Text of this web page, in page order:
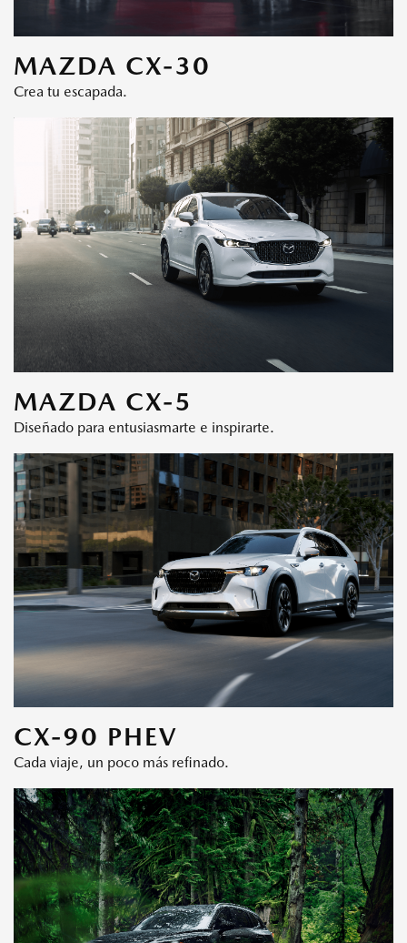
MAZDA CX-30
Crea tu escapada.
MAZDA CX-5
Diseñado para entusiasmarte e inspirarte.
CX-90 PHEV
Cada viaje, un poco más refinado.